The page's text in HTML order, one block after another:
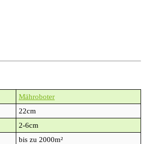
Mähroboter
22cm
2-6cm
bis zu 2000m²